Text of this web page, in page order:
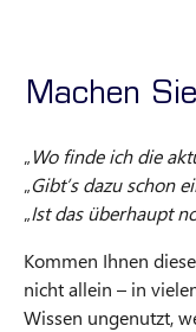
Machen
„Wo finde ich die
„Gibt’s dazu schon
„Ist das überhaupt
Kommen Ihnen
nicht allein – in
Wissen ungenutzt,